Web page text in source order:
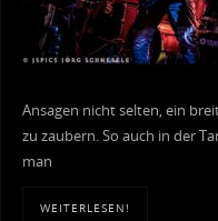
Ansagen nicht selten, ein
zu zaubern. So auch in der
man
WEITERLESEN!